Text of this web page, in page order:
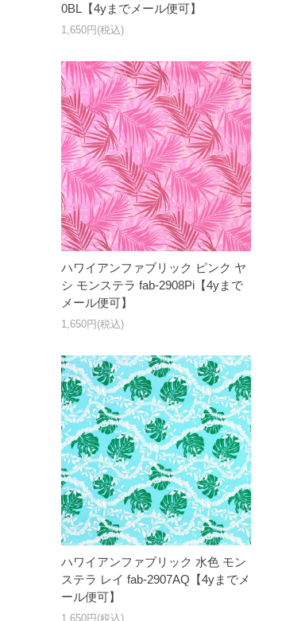
0BL【4yまでメール便可】
1,650円(税込)
ハワイアンファブリック ピンク ヤ
シ モンステラ fab-2908Pi【4yまで
メール便可】
1,650円(税込)
ハワイアンファブリック 水色 モン
ステラ レイ fab-2907AQ【4yまでメ
ール便可】
1,650円(税込)